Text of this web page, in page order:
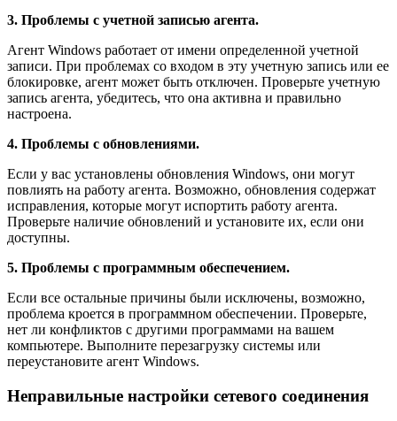
3. Проблемы с учетной записью агента.
Агент Windows работает от имени определенной учетной
записи. При проблемах со входом в эту учетную запись или ее
блокировке, агент может быть отключен. Проверьте учетную
запись агента, убедитесь, что она активна и правильно
настроена.
4. Проблемы с обновлениями.
Если у вас установлены обновления Windows, они могут
повлиять на работу агента. Возможно, обновления содержат
исправления, которые могут испортить работу агента.
Проверьте наличие обновлений и установите их, если они
доступны.
5. Проблемы с программным обеспечением.
Если все остальные причины были исключены, возможно,
проблема кроется в программном обеспечении. Проверьте,
нет ли конфликтов с другими программами на вашем
компьютере. Выполните перезагрузку системы или
переустановите агент Windows.
Неправильные настройки сетевого соединения